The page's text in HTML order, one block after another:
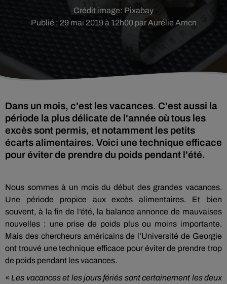
Publié : 29 mai 2019 à 12h00 par Aurélie Amcn
Crédit image: Pixabay
Dans un mois, c'est les vacances. C'est aussi la
période la plus délicate de l'année où tous les
excès sont permis, et notamment les petits
écarts alimentaires. Voici une technique efficace
pour éviter de prendre du poids pendant l'été.
Nous sommes à un mois du début des grandes vacances.
Une période propice aux excès alimentaires. Et bien
souvent, à la fin de l’été, la balance annonce de mauvaises
nouvelles : une prise de poids plus ou moins importante.
Mais des chercheurs américains de l’Université de Georgie
ont trouvé une technique efficace pour éviter de prendre trop
de poids pendant les vacances.
« Les vacances et les jours fériés sont certainement les deux